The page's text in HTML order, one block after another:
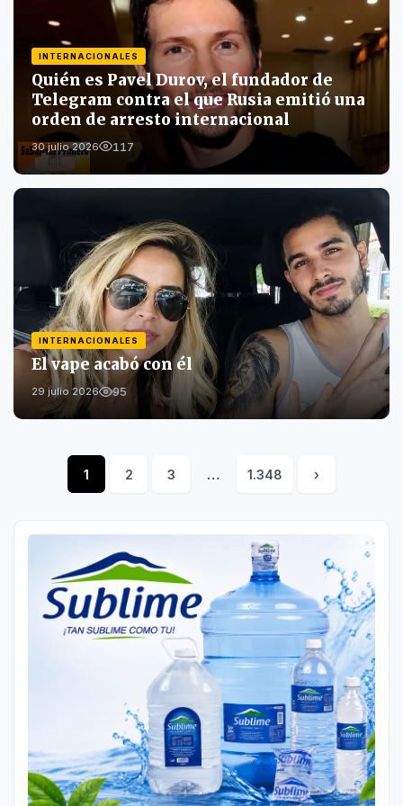
INTERNACIONALES
Quién es Pavel Durov, el fundador de
Telegram contra el que Rusia emitió una
orden de arresto internacional
30 julio 2026 117
INTERNACIONALES
El vape acabó con él
29 julio 2026 95
Posts
1 2 3 … 1.348 ›